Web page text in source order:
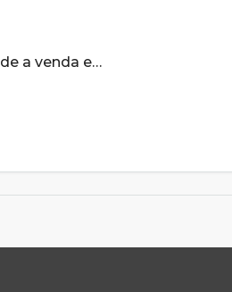
Lote de 560m² a 2 km da cidade a venda em Cambui MG